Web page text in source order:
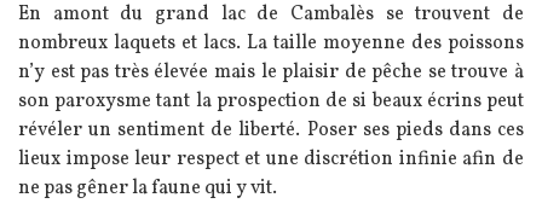
En amont du grand lac de Cambalès se trouvent de
nombreux laquets et lacs. La taille moyenne des poissons
n’y est pas très élevée mais le plaisir de pêche se trouve à
son paroxysme tant la prospection de si beaux écrins peut
révéler un sentiment de liberté. Poser ses pieds dans ces
lieux impose leur respect et une discrétion infinie afin de
ne pas gêner la faune qui y vit.